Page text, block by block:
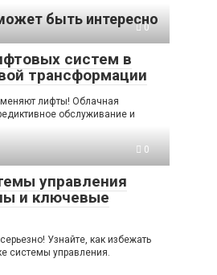
быть интересно
0
систем в
трансформации
меняют лифты! Облачная
обслуживание и
0
управления
и ключевые
Узнайте, как избежать
системы управления.